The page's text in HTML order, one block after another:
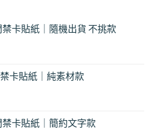
卡貼紙｜隨機出貨 不挑款
卡貼紙｜純素材款
卡貼紙｜簡約文字款